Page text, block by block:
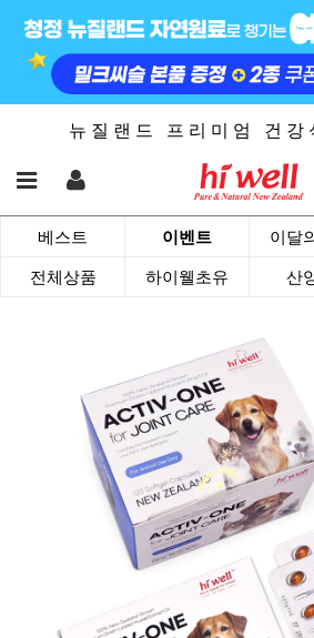
뉴 질 랜 드 프 리 미 엄 건 강
베스트 이벤트 이달
전체상품 하이웰초유 산